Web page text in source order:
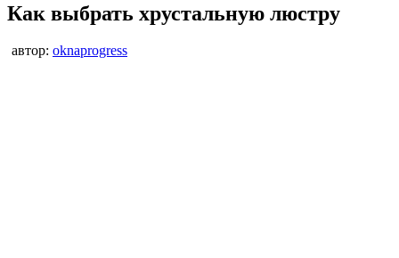
Как выбрать хрустальную люстру
автор: oknaprogress